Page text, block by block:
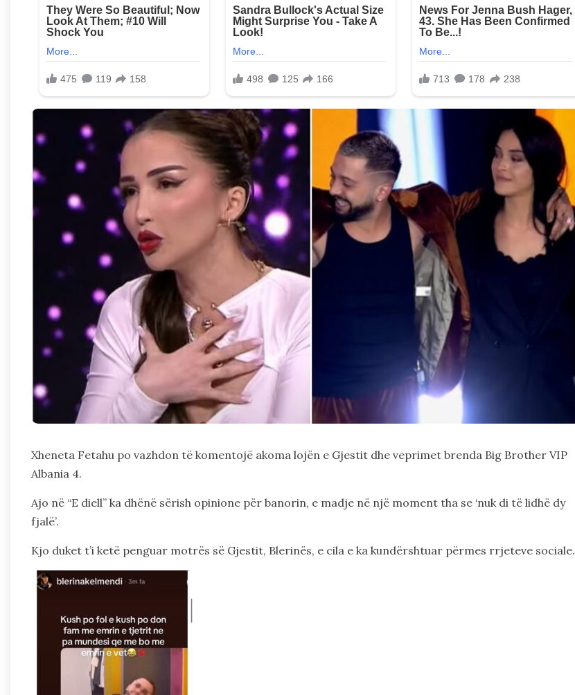
Xheneta Fetahu po vazhdon të komentojë akoma lojën e Gjestit dhe veprimet brenda Big Brother VIP
Albania 4.
Ajo në “E diell” ka dhënë sërish opinione për banorin, e madje në një moment tha se ‘nuk di të lidhë dy
fjalë’.
Kjo duket t’i ketë penguar motrës së Gjestit, Blerinës, e cila e ka kundërshtuar përmes rrjeteve sociale.